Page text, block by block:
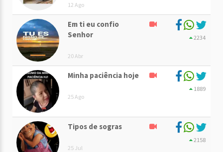
12 Ago
Em ti eu confio
Senhor
20 Abr
2234
Minha paciência hoje
25 Ago
1889
Tipos de sogras
25 Jul
2158